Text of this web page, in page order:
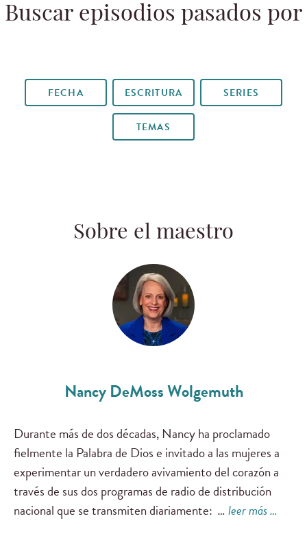
Buscar episodios pasados por
FECHA ESCRITURA SERIES
TEMAS
Sobre el maestro
Nancy DeMoss Wolgemuth
Durante más de dos décadas, Nancy ha proclamado
fielmente la Palabra de Dios e invitado a las mujeres a
experimentar un verdadero avivamiento del corazón a
través de sus dos programas de radio de distribución
nacional que se transmiten diariamente: …leer más …